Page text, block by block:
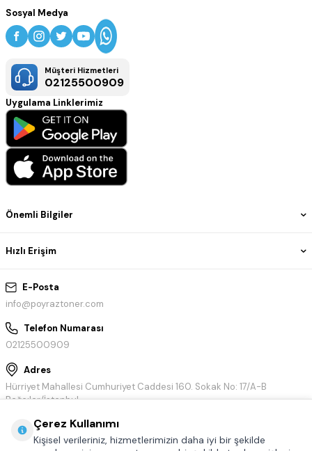
E-Posta
info@poyraztoner.com
Telefon Numarası
02125500909
Adres
Hürriyet Mahallesi Cumhuriyet Caddesi 160. Sokak No: 17/A-B
Bağcılar/İstanbul
Önemli Bilgiler
Hızlı Erişim
Sosyal Medya
Müşteri Hizmetleri
02125500909
Uygulama Linklerimiz
Çerez Kullanımı
Kişisel verileriniz, hizmetlerimizin daha iyi bir şekilde